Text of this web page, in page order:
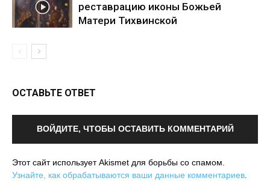
реставрацию иконы Божьей
Матери Тихвинской
ОСТАВЬТЕ ОТВЕТ
ВОЙДИТЕ, ЧТОБЫ ОСТАВИТЬ КОММЕНТАРИЙ
Этот сайт использует Akismet для борьбы со спамом.
Узнайте, как обрабатываются ваши данные комментариев.